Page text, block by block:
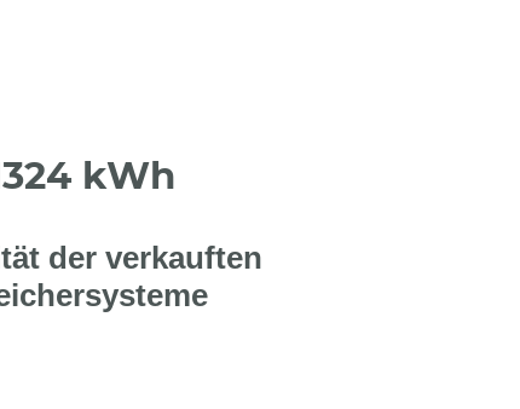
kWh
der verkauften